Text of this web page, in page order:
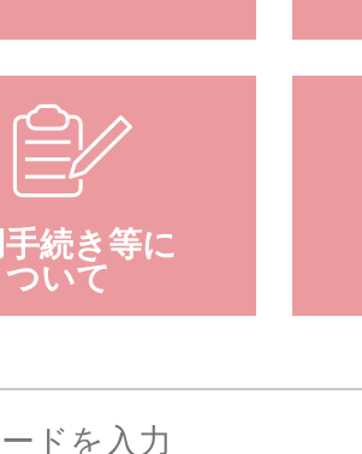
続き等に
ついて